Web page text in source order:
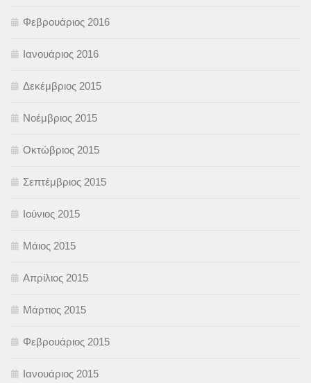
Φεβρουάριος 2016
Ιανουάριος 2016
Δεκέμβριος 2015
Νοέμβριος 2015
Οκτώβριος 2015
Σεπτέμβριος 2015
Ιούνιος 2015
Μάιος 2015
Απρίλιος 2015
Μάρτιος 2015
Φεβρουάριος 2015
Ιανουάριος 2015